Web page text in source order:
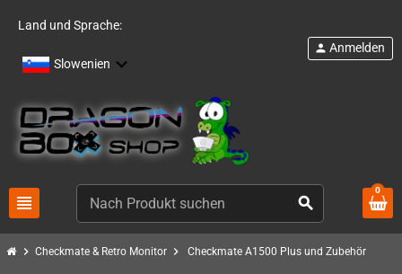
Land und Sprache:
Slowenien
view_headline search
person Anmelden
0
chevron_right Checkmate & Retro Monitor chevron_right Checkmate A1500 Plus und Zubehör